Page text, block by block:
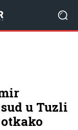
u Tuzli